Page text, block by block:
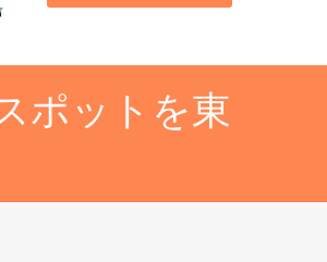
ポットを東